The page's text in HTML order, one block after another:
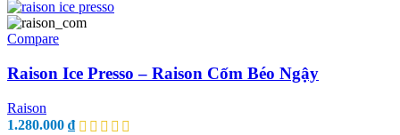
Compare
Raison Ice Presso – Raison Cốm Béo Ngậy
Raison
1.280.000 ₫